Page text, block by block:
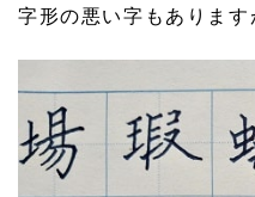
字形の悪い字もあります